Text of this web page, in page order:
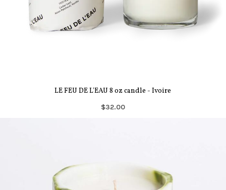
LE FEU DE L'EAU 8 oz candle - Ivoire
$32.00